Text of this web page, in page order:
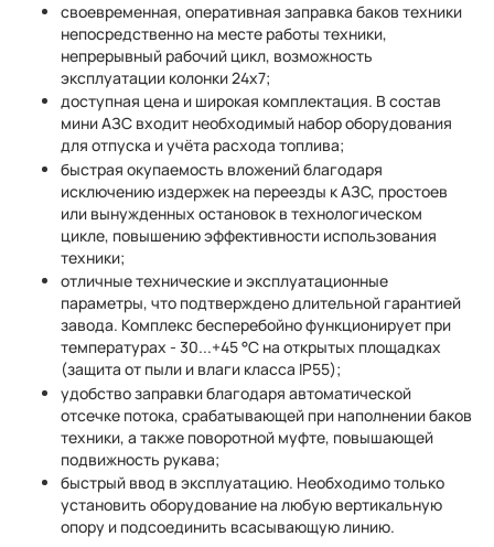
своевременная, оперативная заправка баков техники
непосредственно на месте работы техники,
непрерывный рабочий цикл, возможность
эксплуатации колонки 24х7;
доступная цена и широкая комплектация. В состав
мини АЗС входит необходимый набор оборудования
для отпуска и учёта расхода топлива;
быстрая окупаемость вложений благодаря
исключению издержек на переезды к АЗС, простоев
или вынужденных остановок в технологическом
цикле, повышению эффективности использования
техники;
отличные технические и эксплуатационные
параметры, что подтверждено длительной гарантией
завода. Комплекс бесперебойно функционирует при
температурах - 30...+45 °С на открытых площадках
(защита от пыли и влаги класса IP55);
удобство заправки благодаря автоматической
отсечке потока, срабатывающей при наполнении баков
техники, а также поворотной муфте, повышающей
подвижность рукава;
быстрый ввод в эксплуатацию. Необходимо только
установить оборудование на любую вертикальную
опору и подсоединить всасывающую линию.